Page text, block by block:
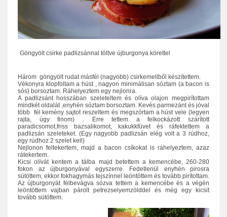
Göngyölt csirke padlizsánnal töltve újburgonya körettel
Három göngyölt rudat másfél (nagyobb) csirkemellből készítettem.
Vékonyra klopfoltam a húst , nagyon minimálisan sóztam (a bacon is
sós) borsoztam. Ráhelyeztem egy nejlonra.
A padlizsánt hosszában szeleteltem és olíva olajon megpirítottam
mindkét oldalát ,enyhén sóztam borsoztam. Kevés parmezánt és jóval
több fél kemény sajtot reszeltem és megszórtam a húst vele (legyen
rajta, úgy finom) . Erre tettem a felkockázott szárított
paradicsomot,friss bazsalikomot, kakukkfüvet és ráfektettem a
padlizsán szeleteket. (Egy nagyobb padlizsán elég volt a 3 rúdhoz,
egy rúdhoz 2 szelet kell)
Nejlonon feltekertem, majd a bacon csíkokat is ráhelyeztem, azaz
rátekertem.
Kicsi olívát kentem a tálba majd betettem a kemencébe, 260-280
fokon az újburgonyával egyszerre. Fedetlenül enyhén pirosra
sütöttem, ekkor fokhagymás tejszínnel leöntöttem és tovább pirítottam.
Az újburgonyát félbevágva sózva tettem a kemencébe és a végén
leöntöttem vajban párolt petrezselyemzölddel és még egy kicsit
tovább sütöttem.